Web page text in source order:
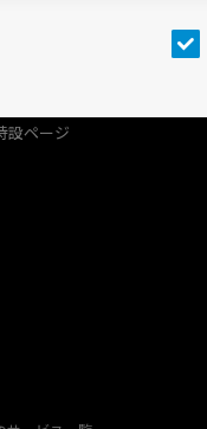
設ページ